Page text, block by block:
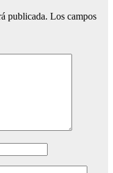
publicada. Los campos